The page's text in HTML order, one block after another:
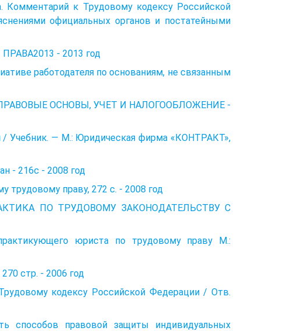
Комментарий к Трудовому кодексу Российской
официальных органов и постатейными
- 2013 год
работодателя по основаниям, не связанным
ОСНОВЫ, УЧЕТ И НАЛОГООБЛОЖЕНИЕ -
/ Учебник. — М.: Юридическая фирма «КОНТРАКТ»,
- 216с - 2008 год
трудовому праву, 272 с. - 2008 год
ПО ТРУДОВОМУ ЗАКОНОДАТЕЛЬСТВУ С
юриста по трудовому праву М.:
стр. - 2006 год
кодексу Российской Федерации / Отв.
способов правовой защиты индивидуальных